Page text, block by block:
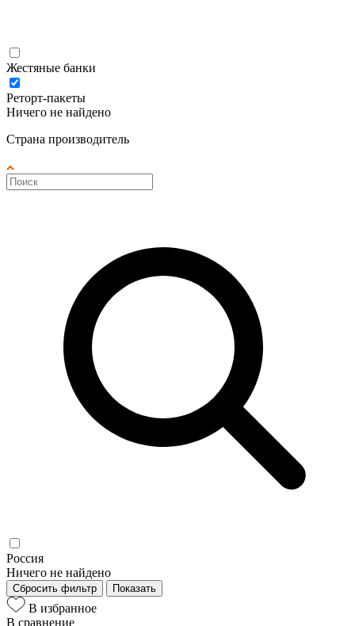
Жестяные банки
Реторт-пакеты
Ничего не найдено
Страна производитель
Россия
Ничего не найдено
Сбросить фильтр Показать
В избранное
В сравнение